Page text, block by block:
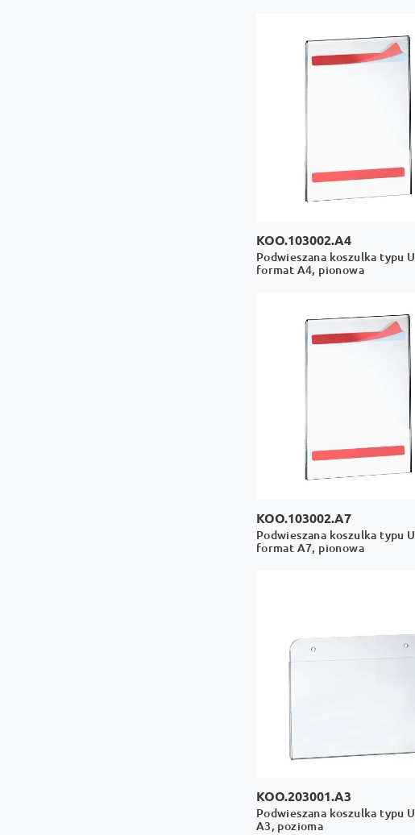
KOO.103002.A4
Podwieszana koszulka typu
format A4, pionowa
KOO.103002.A7
Podwieszana koszulka typu
format A7, pionowa
KOO.203001.A3
Podwieszana koszulka typu
A3, pozioma